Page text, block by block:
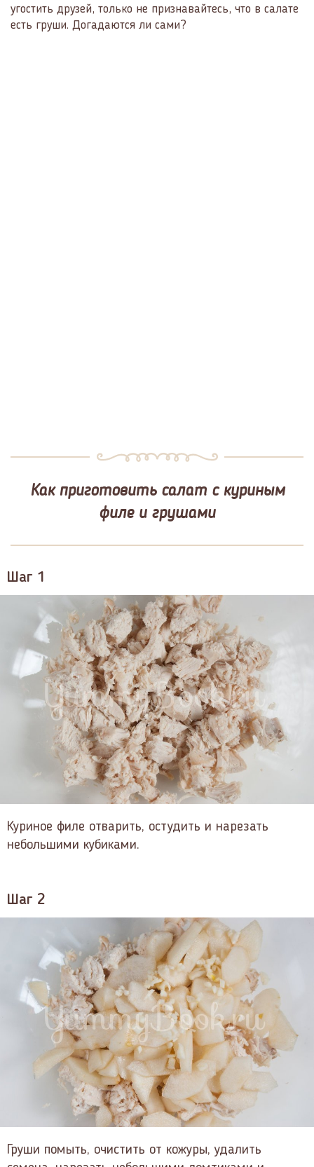
угостить друзей, только не признавайтесь, что в салате
есть груши. Догадаются ли сами?
Как приготовить салат с куриным
филе и грушами
Шаг 1
Куриное филе отварить, остудить и нарезать
небольшими кубиками.
Шаг 2
Груши помыть, очистить от кожуры, удалить